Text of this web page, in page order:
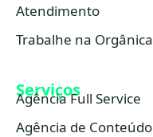
Atendimento
Trabalhe na Orgânica
Serviços
Agência Full Service
Agência de Conteúdo